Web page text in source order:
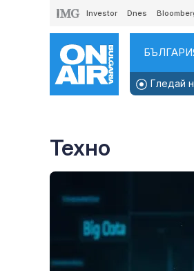
Investor Dnes
Гледай
Техно